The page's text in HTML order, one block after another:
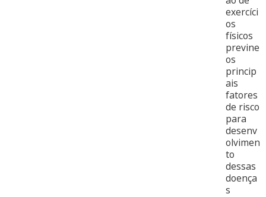
exercíci
os
físicos
previne
os
princip
ais
fatores
de risco
para
desenv
olvimen
to
dessas
doença
s